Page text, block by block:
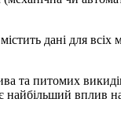
дані для
та питомих
вплив